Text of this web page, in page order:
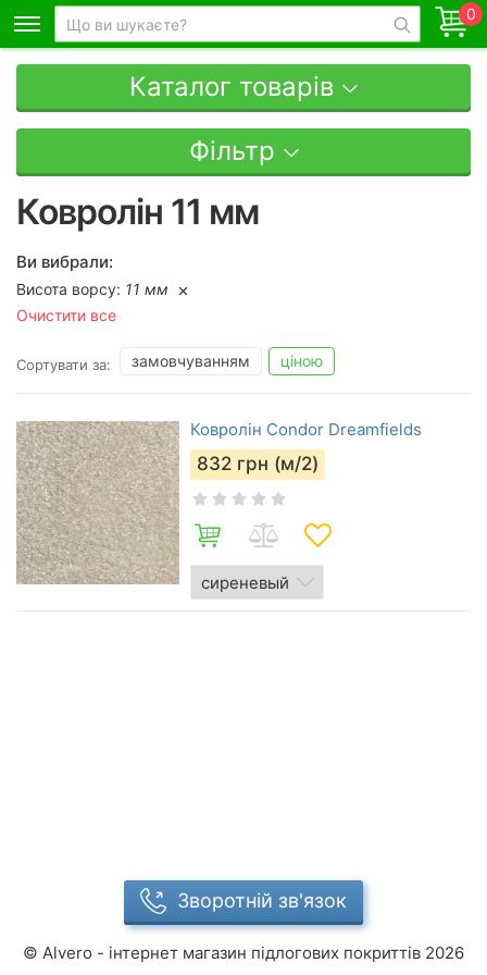
0
Каталог товарів
Фільтр
Ковролін 11 мм
Ви вибрали:
Висота ворсу: 11 мм
Очистити все
Сортувати за: замовчуванням ціною
Ковролін Condor Dreamfields
832 грн (м/2)
Зворотній зв'язок
© Alvero - інтернет магазин підлогових покриттів 2026